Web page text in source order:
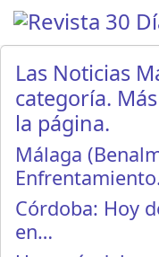
Las Noticias
categoría.
la página.
Málaga
Córdoba: Hoy
en…